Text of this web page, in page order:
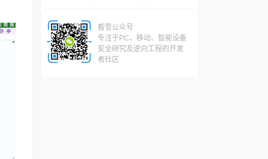
看雪公众号
专注于PC、移动、智能设备
安全研究及逆向工程的开发
者社区